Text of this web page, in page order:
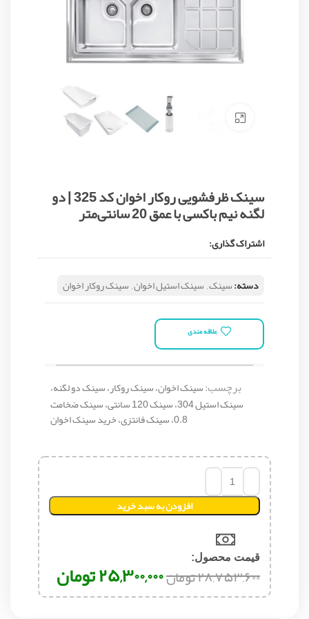
Click to enlarge
سینک ظرفشویی روکار اخوان کد 325 | دو
لگنه نیم باکسی با عمق 20 سانتی‌متر
اشتراک گذاری:
دسته:سینک,سینک استیل اخوان,سینک روکار اخوان
علاقه مندی
برچسب:سینک اخوان، سینک روکار، سینک دو لگنه،
سینک استیل 304، سینک 120 سانتی، سینک ضخامت
0.8، سینک فانتزی، خرید سینک اخوان
افزودن به سبد خرید
قیمت محصول:​
۲۸,۷۵۳,۶۰۰تومان۲۵,۳۰۰,۰۰۰تومان